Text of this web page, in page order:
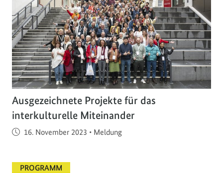
Ausgezeichnete Projekte für das
interkulturelle Miteinander
Veröffentlicht am
16. November 2023 • Meldung
PROGRAMM